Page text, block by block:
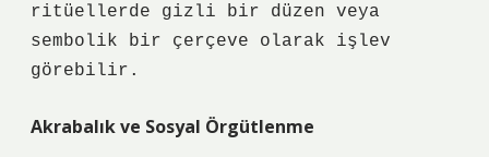
ritüellerde gizli bir düzen veya
sembolik bir çerçeve olarak işlev
görebilir.
Akrabalık ve Sosyal Örgütlenme